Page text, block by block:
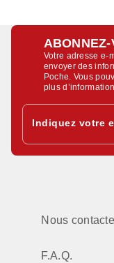
Votre adresse e-
envoyer des
Poche. Vous
plus
Indiquez votre
Nous
F.A.Q.